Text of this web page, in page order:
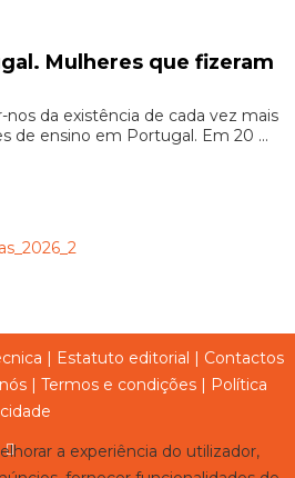
Mulheres que fizeram
da existência de cada vez mais
de ensino em Portugal. Em 20 ...
| Estatuto editorial | Contactos
| Termos e condições | Política
a experiência do utilizador,